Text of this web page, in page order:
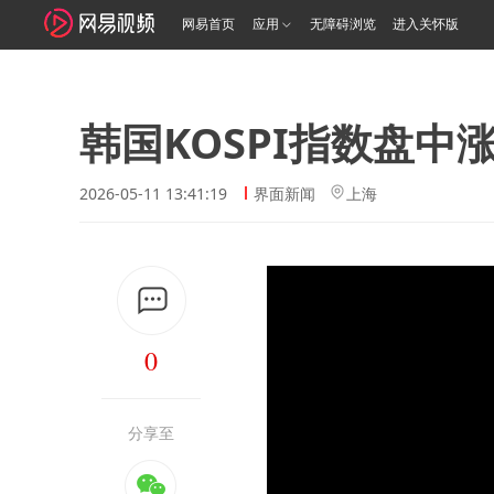
网易首页 应用 无障碍浏览 进入关怀版
韩国KOSPI指数盘中
2026-05-11 13:41:19 界面新闻 上海
0
分享至